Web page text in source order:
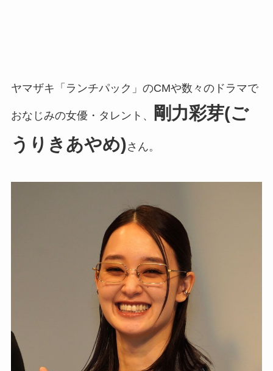
ヤマザキ「ランチパック」のCMや数々のドラマで
おなじみの女優・タレント、
剛力彩芽(ご
うりきあやめ)さん。